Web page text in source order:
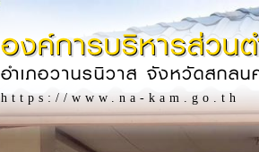
องค์การบริหารส่วน
อำเภอวานรนิวาส จังหวัดสกลน
https://www.na-kam.go.th